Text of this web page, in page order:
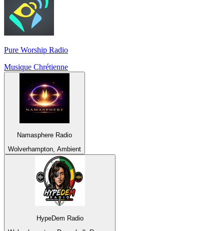
Pure Worship Radio
Musique Chrétienne
Namasphere Radio
Wolverhampton, Ambient
HypeDem Radio